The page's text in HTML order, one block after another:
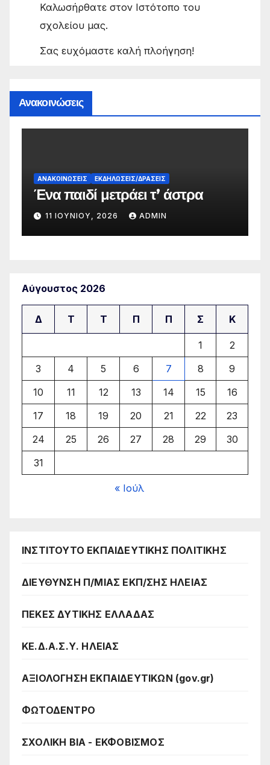
Καλωσήρθατε στον Ιστότοπο του
σχολείου μας.
Σας ευχόμαστε καλή πλοήγηση!
Ανακοινώσεις
ΑΝΑΚΟΙΝΏΣΕΙΣ ΕΚΔΗΛΏΣΕΙΣ/ΔΡΆΣΕΙΣ
Ένα παιδί μετράει τ’ άστρα
11 ΙΟΥΝΊΟΥ, 2026 ADMIN
Αύγουστος 2026
Δ Τ Τ Π Π Σ Κ
1
2
3
4 5 6 7 8
9
10
11 12 13 14 15
16
17
18 19 20 21 22
23
24
25 26 27 28 29
30
31
« Ιούλ
ΙΝΣΤΙΤΟΥΤΟ ΕΚΠΑΙΔΕΥΤΙΚΗΣ ΠΟΛΙΤΙΚΗΣ
ΔΙΕΥΘΥΝΣΗ Π/ΜΙΑΣ ΕΚΠ/ΣΗΣ ΗΛΕΙΑΣ
ΠΕΚΕΣ ΔΥΤΙΚΗΣ ΕΛΛΑΔΑΣ
ΚΕ.Δ.Α.Σ.Υ. ΗΛΕΙΑΣ
ΑΞΙΟΛΟΓΗΣΗ ΕΚΠΑΙΔΕΥΤΙΚΩΝ (gov.gr)
ΦΩΤΟΔΕΝΤΡΟ
ΣΧΟΛΙΚΗ ΒΙΑ - ΕΚΦΟΒΙΣΜΟΣ